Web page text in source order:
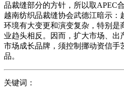
品裁缝部分的方针，所以取APEC
越南纺织品裁缝协会武德江暗示：
环境有大变更和演变复杂，特别是
业趋头相反。因而，扩大市场、出
市场成长品牌，须控制挪动资信手
品。
关键词：